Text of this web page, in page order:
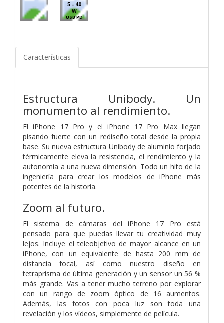
5 - 40
W
USB PD
Características
Estructura Unibody. Un
monumento al rendimiento.
El iPhone 17 Pro y el iPhone 17 Pro Max llegan
pisando fuerte con un rediseño total desde la propia
base. Su nueva estructura Unibody de aluminio forjado
térmicamente eleva la resistencia, el rendimiento y la
autonomía a una nueva dimensión. Todo un hito de la
ingeniería para crear los modelos de iPhone más
potentes de la historia.
Zoom al futuro.
El sistema de cámaras del iPhone 17 Pro está
pensado para que puedas llevar tu creatividad muy
lejos. Incluye el teleobjetivo de mayor alcance en un
iPhone, con un equivalente de hasta 200 mm de
distancia focal, así como nuestro diseño en
tetraprisma de última generación y un sensor un 56 %
más grande. Vas a tener mucho terreno por explorar
con un rango de zoom óptico de 16 aumentos.
Además, las fotos con poca luz son toda una
revelación y los vídeos, simplemente de película.